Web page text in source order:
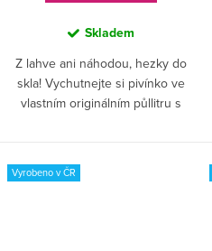
Skladem
Z lahve ani náhodou, hezky do
skla! Vychutnejte si pivínko ve
vlastním originálním půllitru s
muzikant.
Vyrobeno v ČR